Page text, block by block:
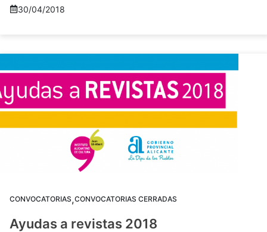
30/04/2018
CONVOCATORIAS,CONVOCATORIAS CERRADAS
Ayudas a revistas 2018